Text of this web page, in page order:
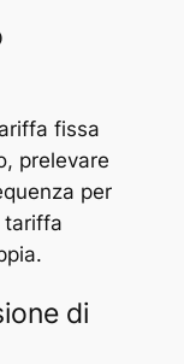
fissa
prelevare
per
tariffa
di